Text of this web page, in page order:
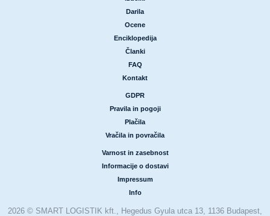
Darila
Ocene
Enciklopedija
Članki
FAQ
Kontakt
GDPR
Pravila in pogoji
Plačila
Vračila in povračila
Varnost in zasebnost
Informacije o dostavi
Impressum
Info
2026 © SMART LOGISTIK kft., Hegedus Gyula utca 13, 1136 Budapest,